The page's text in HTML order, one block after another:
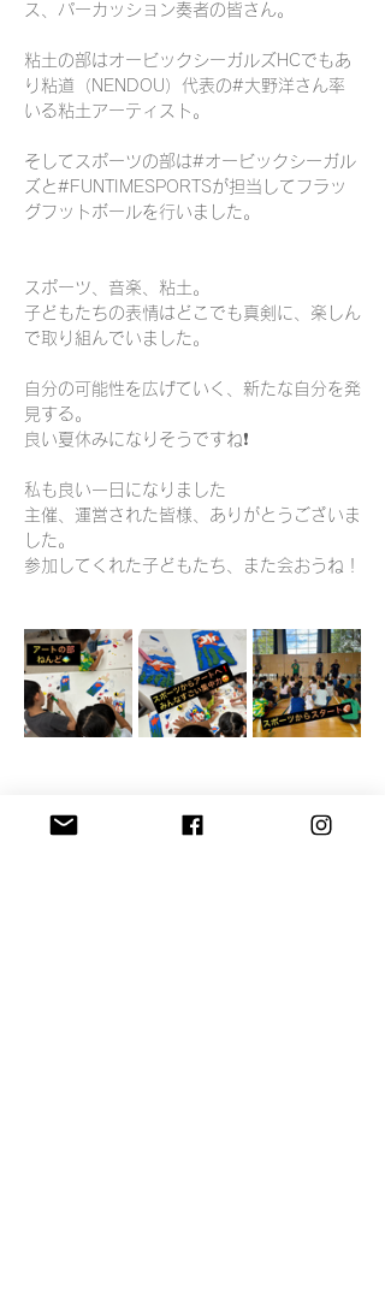
ス、パーカッション奏者の皆さん。
粘土の部はオービックシーガルズHCでもあ
り粘道（NENDOU）代表の#大野洋さん率
いる粘土アーティスト。
そしてスポーツの部は#オービックシーガル
ズと#FUNTIMESPORTSが担当してフラッ
グフットボールを行いました。
スポーツ、音楽、粘土。
子どもたちの表情はどこでも真剣に、楽しん
で取り組んでいました。
自分の可能性を広げていく、新たな自分を発
見する。
良い夏休みになりそうですね❗️
私も良い一日になりました
主催、運営された皆様、ありがとうございま
した。
参加してくれた子どもたち、また会おうね！